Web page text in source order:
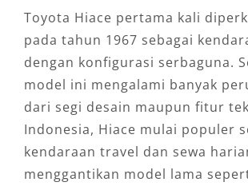
Toyota Hiace pertama kali
pada tahun 1967 sebagai
dengan konfigurasi serbaguna.
model ini mengalami banyak
dari segi desain maupun fitur
Indonesia, Hiace mulai populer
kendaraan travel dan sewa
menggantikan model lama